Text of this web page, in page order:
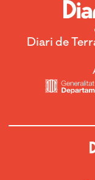
Diari de